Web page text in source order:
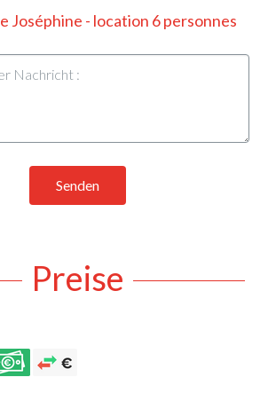
Joséphine - location 6 personnes
Senden
Preise